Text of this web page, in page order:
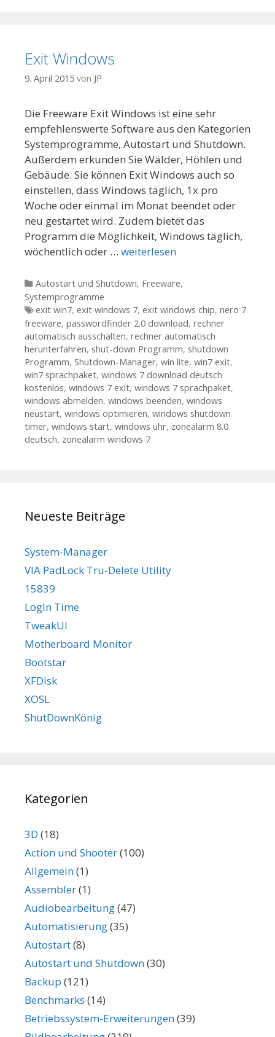
Exit Windows
9. April 2015 von JP
Die Freeware Exit Windows ist eine sehr
empfehlenswerte Software aus den Kategorien
Systemprogramme, Autostart und Shutdown.
Außerdem erkunden Sie Wälder, Höhlen und
Gebäude. Sie können Exit Windows auch so
einstellen, dass Windows täglich, 1x pro
Woche oder einmal im Monat beendet oder
neu gestartet wird. Zudem bietet das
Programm die Möglichkeit, Windows täglich,
wöchentlich oder … weiterlesen
Kategorien
Autostart und Shutdown, Freeware,
Systemprogramme
Tags
exit win7, exit windows 7, exit windows chip, nero 7
freeware, passwordfinder 2.0 download, rechner
automatisch ausschalten, rechner automatisch
herunterfahren, shut-down Programm, shutdown
Programm, Shutdown-Manager, win lite, win7 exit,
win7 sprachpaket, windows 7 download deutsch
kostenlos, windows 7 exit, windows 7 sprachpaket,
windows abmelden, windows beenden, windows
neustart, windows optimieren, windows shutdown
timer, windows start, windows uhr, zonealarm 8.0
deutsch, zonealarm windows 7
Neueste Beiträge
System-Manager
VIA PadLock Tru-Delete Utility
15839
LogIn Time
TweakUI
Motherboard Monitor
Bootstar
XFDisk
XOSL
ShutDownKönig
Kategorien
3D (18)
Action und Shooter(100)
Allgemein(1)
Assembler(1)
Audiobearbeitung(47)
Automatisierung(35)
Autostart(8)
Autostart und Shutdown(30)
Backup (121)
Benchmarks (14)
Betriebssystem-Erweiterungen(39)